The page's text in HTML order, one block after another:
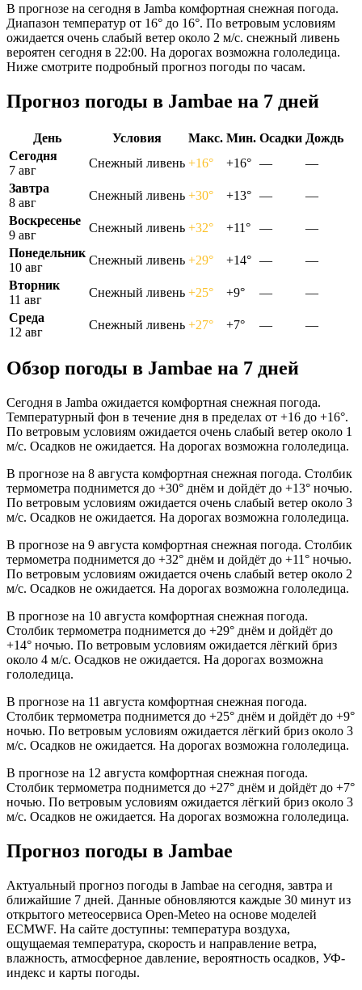
В прогнозе на сегодня в Jamba комфортная снежная погода.
Диапазон температур от 16° до 16°. По ветровым условиям
ожидается очень слабый ветер около 2 м/с. снежный ливень
вероятен сегодня в 22:00. На дорогах возможна гололедица.
Ниже смотрите подробный прогноз погоды по часам.
Прогноз погоды в Jambaе на 7 дней
День Условия Макс. Мин. Осадки Дождь
Сегодня
7 авг
Снежный ливень +16° +16° —
—
Завтра
8 авг
Снежный ливень +30° +13° —
—
Воскресенье
9 авг
Снежный ливень +32° +11° —
—
Понедельник
10 авг
Снежный ливень +29° +14° —
—
Вторник
11 авг
Снежный ливень +25° +9° —
—
Среда
12 авг
Снежный ливень +27° +7° — —
Обзор погоды в Jambaе на 7 дней
Сегодня в Jamba ожидается комфортная снежная погода.
Температурный фон в течение дня в пределах от +16 до +16°.
По ветровым условиям ожидается очень слабый ветер около 1
м/с. Осадков не ожидается. На дорогах возможна гололедица.
В прогнозе на 8 августа комфортная снежная погода. Столбик
термометра поднимется до +30° днём и дойдёт до +13° ночью.
По ветровым условиям ожидается очень слабый ветер около 3
м/с. Осадков не ожидается. На дорогах возможна гололедица.
В прогнозе на 9 августа комфортная снежная погода. Столбик
термометра поднимется до +32° днём и дойдёт до +11° ночью.
По ветровым условиям ожидается очень слабый ветер около 2
м/с. Осадков не ожидается. На дорогах возможна гололедица.
В прогнозе на 10 августа комфортная снежная погода.
Столбик термометра поднимется до +29° днём и дойдёт до
+14° ночью. По ветровым условиям ожидается лёгкий бриз
около 4 м/с. Осадков не ожидается. На дорогах возможна
гололедица.
В прогнозе на 11 августа комфортная снежная погода.
Столбик термометра поднимется до +25° днём и дойдёт до +9°
ночью. По ветровым условиям ожидается лёгкий бриз около 3
м/с. Осадков не ожидается. На дорогах возможна гололедица.
В прогнозе на 12 августа комфортная снежная погода.
Столбик термометра поднимется до +27° днём и дойдёт до +7°
ночью. По ветровым условиям ожидается лёгкий бриз около 3
м/с. Осадков не ожидается. На дорогах возможна гололедица.
Прогноз погоды в Jambaе
Актуальный прогноз погоды в Jambaе на сегодня, завтра и
ближайшие 7 дней. Данные обновляются каждые 30 минут из
открытого метеосервиса Open-Meteo на основе моделей
ECMWF. На сайте доступны: температура воздуха,
ощущаемая температура, скорость и направление ветра,
влажность, атмосферное давление, вероятность осадков, УФ-
индекс и карты погоды.